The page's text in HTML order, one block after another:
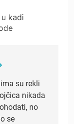
kadi
su rekli
nikada
no
se